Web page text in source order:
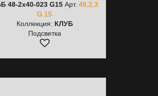
48-2х40-023 G15Арт. 48,2,3
G.15
Коллекция: КЛУБ
Подсветка